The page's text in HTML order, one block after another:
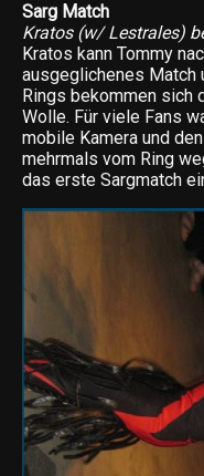
Sarg Match
Kratos (w/ Lestrales)
Kratos kann Tommy
ausgeglichenes Match
Rings bekommen sich
Wolle. Für viele Fans
mobile Kamera und
mehrmals vom Ring
das erste Sargmatch